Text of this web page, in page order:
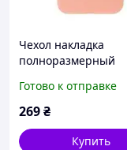
Чехол накладка
полноразмерный
Iphone 7 8 Se2 peach
buzyna
Готово к отправке
269₴
Купить